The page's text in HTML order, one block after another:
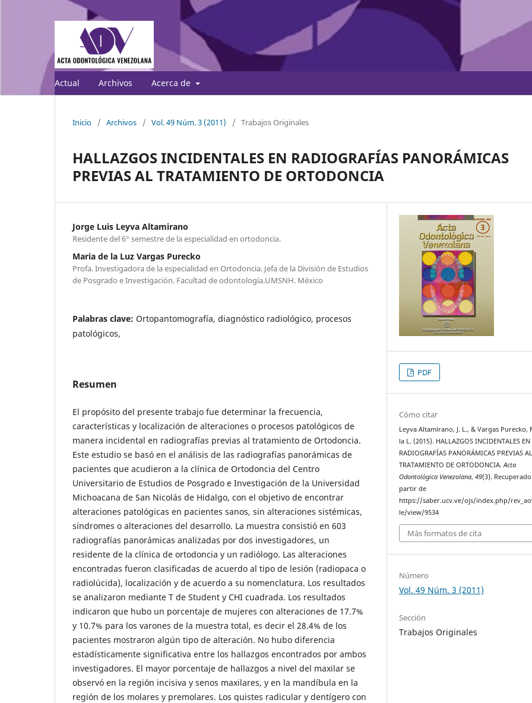
Actual Archivos Acerca de
Inicio / Archivos / Vol. 49 Núm. 3 (2011) / Trabajos Originales
HALLAZGOS INCIDENTALES EN RADIOGRAFÍAS PANORÁMICAS
PREVIAS AL TRATAMIENTO DE ORTODONCIA
Jorge Luis Leyva Altamirano
Residente del 6° semestre de la especialidad en ortodoncia.
Maria de la Luz Vargas Purecko
Profa. Investigadora de la especialidad en Ortodoncia. Jefa de la División de Estudios
de Posgrado e Investigación. Facultad de odontología.UMSNH. México
Palabras clave: Ortopantomografía, diagnóstico radiológico, procesos
patológicos,
Resumen
El propósito del presente trabajo fue determinar la frecuencia,
características y localización de alteraciones o procesos patológicos de
manera incidental en radiografías previas al tratamiento de Ortodoncia.
Este estudio se basó en el análisis de las radiografías panorámicas de
pacientes que acudieron a la clínica de Ortodoncia del Centro
Universitario de Estudios de Posgrado e Investigación de la Universidad
Michoacana de San Nicolás de Hidalgo, con el objetivo de encontrar
alteraciones patológicas en pacientes sanos, sin alteraciones sistémicas,
síndromes o alteraciones del desarrollo. La muestra consistió en 603
radiografías panorámicas analizadas por dos investigadores, un
residente de la clínica de ortodoncia y un radiólogo. Las alteraciones
encontradas fueron clasificadas de acuerdo al tipo de lesión (radiopaca o
radiolúcida), localización y de acuerdo a su nomenclatura. Los resultados
se analizaron mediante T de Student y CHI cuadrada. Los resultados
indicaron que hubo un porcentaje de mujeres con alteraciones de 17.7%
y 10.7% para los varones de la muestra total, es decir el 28.4% de los
pacientes mostraron algún tipo de alteración. No hubo diferencia
estadísticamente significativa entre los hallazgos encontrados por ambos
investigadores. El mayor porcentaje de hallazgos a nivel del maxilar se
observó en la región incisiva y senos maxilares, y en la mandíbula en la
región de los molares y premolares. Los quistes radicular y dentígero con
PDF
Cómo citar
Leyva Altamirano, J. L., & Vargas Purecko,
la L. (2015). HALLAZGOS INCIDENTALES EN
RADIOGRAFÍAS PANORÁMICAS PREVIAS AL
TRATAMIENTO DE ORTODONCIA.Acta
Odontológica Venezolana,49(3).
partir de
https://saber.ucv.ve/ojs/index.php/
le/view/9534
Más formatos de cita
Número
Vol. 49 Núm. 3 (2011)
Sección
Trabajos Originales